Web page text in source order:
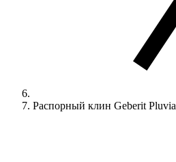
Распорный клин Geberit Pluvia